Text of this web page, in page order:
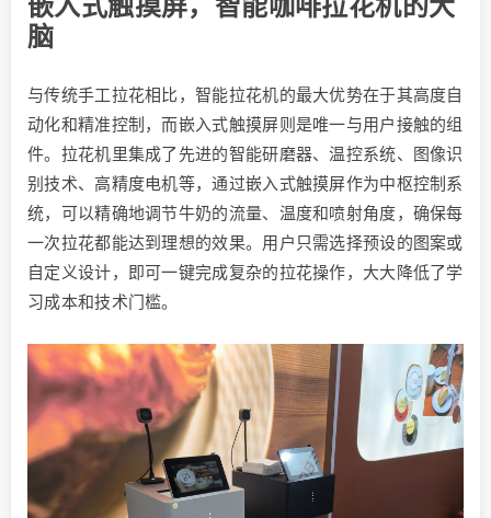
脑
与传统手工拉花相比，智能拉花机的最大优势在于其高度自
动化和精准控制，而嵌入式触摸屏则是唯一与用户接触的组
件。拉花机里集成了先进的智能研磨器、温控系统、图像识
别技术、高精度电机等，通过嵌入式触摸屏作为中枢控制系
统，可以精确地调节牛奶的流量、温度和喷射角度，确保每
一次拉花都能达到理想的效果。用户只需选择预设的图案或
自定义设计，即可一键完成复杂的拉花操作，大大降低了学
习成本和技术门槛。